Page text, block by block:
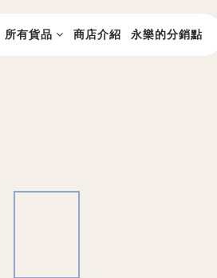
所有貨品 商店介紹 永樂的分銷點